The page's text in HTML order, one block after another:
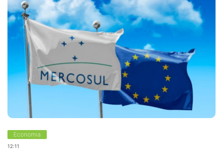
Economia
12:11